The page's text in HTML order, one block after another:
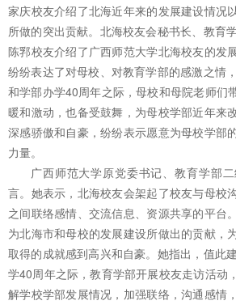
家庆校友介绍了北海近年来的发展建设情况
所做的突出贡献。北海校友会秘书长、教育
陈郛校友介绍了广西师范大学北海校友的发
纷纷表达了对母校、对教育学部的感激之情
和学部办学40周年之际，母校和母院老师们
暖和激动，也备受鼓舞，为母校学部近年来
深感骄傲和自豪，纷纷表示愿意为母校学部
力量。
广西师范大学原党委书记、教育学部
言。她表示，北海校友会架起了校友与母校
之间联络感情、交流信息、资源共享的平台
为北海市和母校的发展建设所做出的贡献，
取得的成就感到高兴和自豪。她指出，值此
学40周年之际，教育学部开展校友走访活动
解学校学部发展情况，加强联络，沟通感情